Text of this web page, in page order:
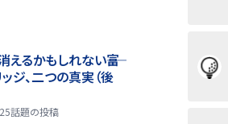
えるかもしれない――富
ジ、二つの真実（後
話題の投稿